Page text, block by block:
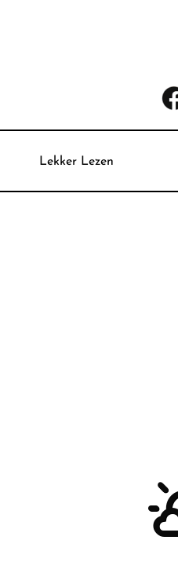
Lekker Lezen